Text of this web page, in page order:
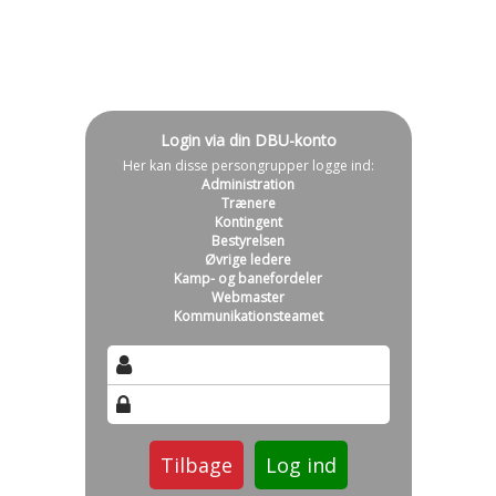
Login via din DBU-konto
Her kan disse persongrupper logge ind:
Administration
Trænere
Kontingent
Bestyrelsen
Øvrige ledere
Kamp- og banefordeler
Webmaster
Kommunikationsteamet
Tilbage